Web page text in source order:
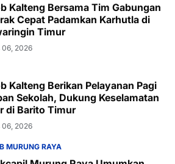
Kalteng Bersama Tim Gabungan
Cepat Padamkan Karhutla di
Timur
06, 2026
Kalteng Berikan Pelayanan Pagi
Sekolah, Dukung Keselamatan
di Barito Timur
06, 2026
MURUNG RAYA